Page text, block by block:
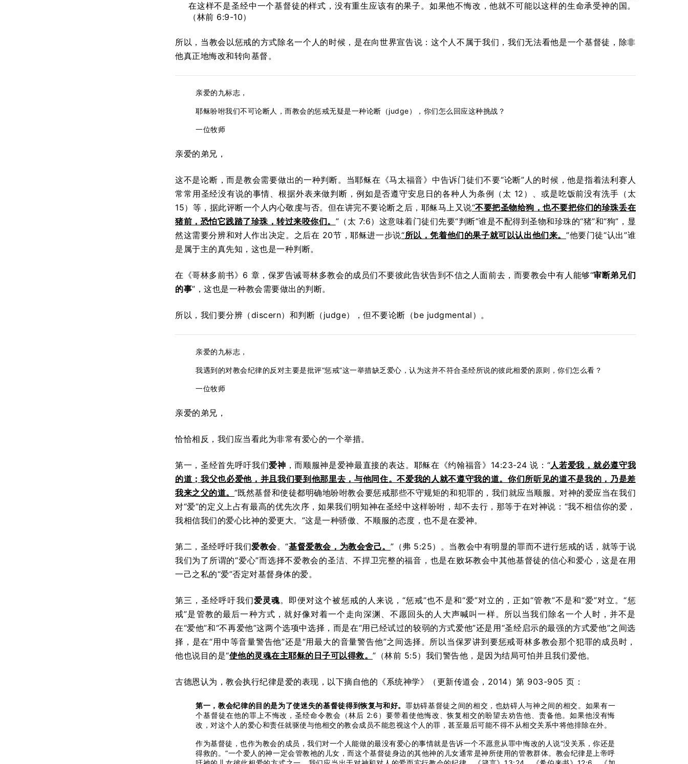
在这样不是圣经中一个基督徒的样式，没有重生应该有的果子。如果他不悔改，他就不可能以这样的生命承受神的国。
（林前 6:9-10）
所以，当教会以惩戒的方式除名一个人的时候，是在向世界宣告说：这个人不属于我们，我们无法看他是一个基督徒，除非
他真正地悔改和转向基督。
亲爱的九标志，
耶稣吩咐我们不可论断人，而教会的惩戒无疑是一种论断（judge），你们怎么回应这种挑战？
一位牧师
亲爱的弟兄，
这不是论断，而是教会需要做出的一种判断。当耶稣在《马太福音》中告诉门徒们不要“论断”人的时候，他是指着法利赛人
常常用圣经没有说的事情、根据外表来做判断，例如是否遵守安息日的各种人为条例（太 12）、或是吃饭前没有洗手（太
15）等，据此评断一个人内心敬虔与否。但在讲完不要论断之后，耶稣马上又说“不要把圣物给狗，也不要把你们的珍珠丢在
猪前，恐怕它践踏了珍珠，转过来咬你们。 ”（太 7:6）这意味着门徒们先要“判断”谁是不配得到圣物和珍珠的“猪”和“狗”，显
然这需要分辨和对人作出决定。之后在 20节，耶稣进一步说“所以，凭着他们的果子就可以认出他们来。”他要门徒“认出”谁
是属于主的真先知，这也是一种判断。
在《哥林多前书》6 章，保罗告诫哥林多教会的成员们不要彼此告状告到不信之人面前去，而要教会中有人能够“审断弟兄们
的事”，这也是一种教会需要做出的判断。
所以，我们要分辨（discern）和判断（judge），但不要论断（be judgmental）。
亲爱的九标志，
我遇到的对教会纪律的反对主要是批评“惩戒”这一举措缺乏爱心，认为这并不符合圣经所说的彼此相爱的原则，你们怎么看？
一位牧师
亲爱的弟兄，
恰恰相反，我们应当看此为非常有爱心的一个举措。
第一，圣经首先呼吁我们爱神 ，而顺服神是爱神最直接的表达。耶稣在《约翰福音》14:23-24 说：“人若爱我，就必遵守我
的道；我父也必爱他，并且我们要到他那里去，与他同住。不爱我的人就不遵守我的道。你们所听见的道不是我的，乃是差
我来之父的道。 ”既然基督和使徒都明确地吩咐教会要惩戒那些不守规矩的和犯罪的，我们就应当顺服。对神的爱应当在我们
对“爱”的定义上占有最高的优先次序，如果我们明知神在圣经中这样吩咐，却不去行，那等于在对神说：“我不相信你的爱，
我相信我们的爱心比神的爱更大。”这是一种骄傲、不顺服的态度，也不是在爱神。
第二，圣经呼吁我们爱教会。“基督爱教会，为教会舍己。 ”（弗 5:25）。当教会中有明显的罪而不进行惩戒的话，就等于说
我们为了所谓的“爱心”而选择不爱教会的圣洁、不捍卫完整的福音，也是在败坏教会中其他基督徒的信心和爱心，这是在用
一己之私的“爱”否定对基督身体的爱。
第三，圣经呼吁我们爱灵魂。即便对这个被惩戒的人来说，“惩戒”也不是和“爱”对立的，正如“管教”不是和“爱”对立。“惩
戒”是管教的最后一种方式，就好像对着一个走向深渊、不愿回头的人大声喊叫一样。所以当我们除名一个人时，并不是
在“爱他”和“不再爱他”这两个选项中选择，而是在“用已经试过的较弱的方式爱他”还是用“圣经启示的最强的方式爱他”之间选
择，是在“用中等音量警告他”还是“用最大的音量警告他”之间选择。所以当保罗讲到要惩戒哥林多教会那个犯罪的成员时，
他也说目的是“使他的灵魂在主耶稣的日子可以得救。 ”（林前 5:5）我们警告他，是因为结局可怕并且我们爱他。
古德恩认为，教会执行纪律是爱的表现，以下摘自他的《系统神学》（更新传道会，2014）第 903-905 页：
第一，教会纪律的目的是为了使迷失的基督徒得到恢复与和好。罪妨碍基督徒之间的相交，也妨碍人与神之间的相交。如果有一
个基督徒在他的罪上不悔改，圣经命令教会（林后 2:6）要带着使他悔改、恢复相交的盼望去劝告他、责备他。如果他没有悔
改，对这个人的爱心和责任就驱使与他相交的教会成员不能忽视这个人的罪，甚至最后可能不得不从相交关系中将他排除在外。
作为基督徒，也作为教会的成员，我们对一个人能做的最没有爱心的事情就是告诉一个不愿意从罪中悔改的人说“没关系，你还是
得救的。”一个爱人的神一定会管教祂的儿女，而这个基督徒身边的其他神的儿女通常是神所使用的管教群体。教会纪律是上帝呼